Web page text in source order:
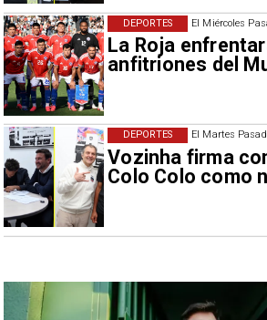
El Miércoles
La Roja
anfitriones del
DEPORTES
El Martes
Vozinha firma
Colo Colo como
DEPORTES